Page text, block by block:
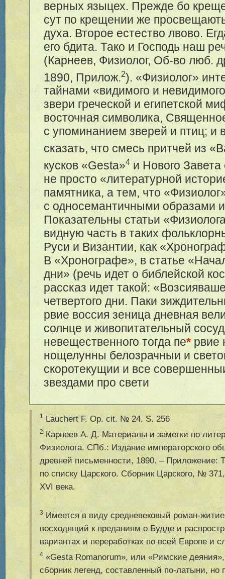
верных языцех. Прежде бо
сут по крещении же
духа. Второе естество лвово.
его бдита. Тако и Господь наш
(Карнеев, Физиолог, Об-во люб.
1890, Прилож.2). «Физиолог»
тайнами «видимого и
звери греческой и египетской
восточная символика,
с упоминанием зверей и птиц; и
сказать, что смесь притчей из
кусков «Gesta»4 и Нового Завета
не просто «литературной
памятника, а тем, что
с односемантичными образами
Показательны статьи
видную часть в таких
Руси и Византии, как
В «Хронографе», в статье
дни» (речь идет о библейской
рассказ идет такой:
четвертого дни. Паки
рвие воссия зеница дневная
солнце и живопитательный
невещественного тогда пе* рвие
нощелунны белозрачныи и
скоротекущии и все
звездами про свети
1 Lauchert F. Op. cit. № 24. S. 256
2 Карнеев А. Д. Материалы и заметки по
Физиолога. СПб.: Издание императорского
древней письменности, 1890. – Приложение:
по списку Царского. Сборник Царского, №
XVI века.
3 Имеется в виду средневековый роман-
восходящий к преданиям о Будде и
вариантах и переработках по всей Европе и
4 «Gesta Romanorum», или «Римские
сборник легенд, составленный по-латыни, но